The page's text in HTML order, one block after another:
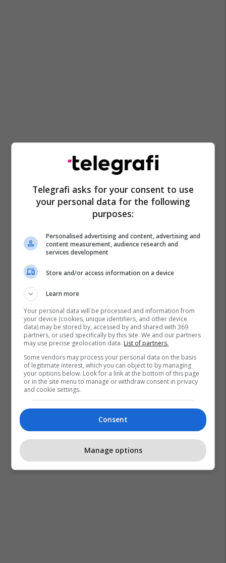
Telegrafi asks for your consent to use
your personal data for the following
purposes:
Personalised advertising and content, advertising and
content measurement, audience research and
services development
Store and/or access information on a device
Learn more
Your personal data will be processed and information from
your device (cookies, unique identifiers, and other device
data) may be stored by, accessed by and shared with 369
partners, or used specifically by this site. We and our partners
may use precise geolocation data. List of partners.
Some vendors may process your personal data on the basis
of legitimate interest, which you can object to by managing
your options below. Look for a link at the bottom of this page
or in the site menu to manage or withdraw consent in privacy
and cookie settings.
Consent
Manage options